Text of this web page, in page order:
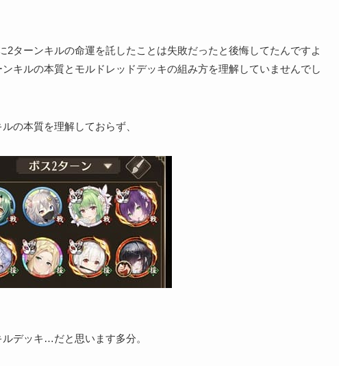
2ターンキルの命運を託したことは失敗だったと後悔してたんですよ
キルの本質とモルドレッドデッキの組み方を理解していませんでし
の本質を理解しておらず、
デッキ…だと思います多分。